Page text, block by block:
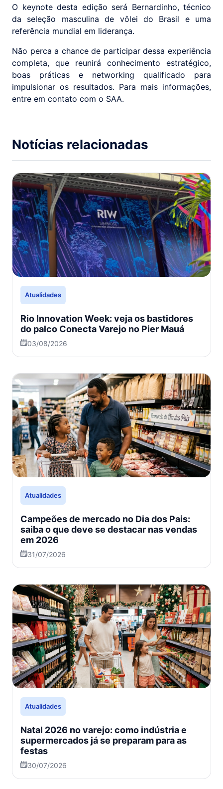
O keynote desta edição será Bernardinho, técnico
da seleção masculina de vôlei do Brasil e uma
referência mundial em liderança.
Não perca a chance de participar dessa experiência
completa, que reunirá conhecimento estratégico,
boas práticas e networking qualificado para
impulsionar os resultados. Para mais informações,
entre em contato com o SAA.
Notícias relacionadas
Atualidades
Rio Innovation Week: veja os bastidores
do palco Conecta Varejo no Pier Mauá
03/08/2026
Atualidades
Campeões de mercado no Dia dos Pais:
saiba o que deve se destacar nas vendas
em 2026
31/07/2026
Atualidades
Natal 2026 no varejo: como indústria e
supermercados já se preparam para as
festas
30/07/2026